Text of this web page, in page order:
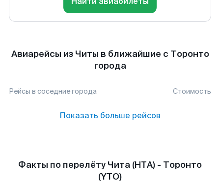
Авиарейсы из Читы в ближайшие с Торонто
города
Рейсы в соседние города Стоимость
Показать больше рейсов
Факты по перелёту Чита (HTA) - Торонто
(YTO)